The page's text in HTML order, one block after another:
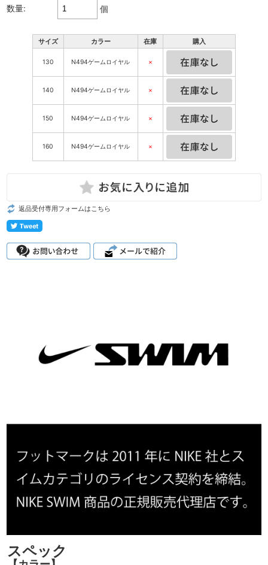
数量: 個
サイズ カラー 在庫 購入
130 N494ゲームロイヤル ×
140 N494ゲームロイヤル ×
150 N494ゲームロイヤル ×
160 N494ゲームロイヤル ×
返品受付専用フォームはこちら
スペック